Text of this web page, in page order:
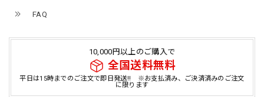
FAQ
10,000円以上のご購入で
全国送料無料
平日は15時までのご注文で即日発送!! ※お支払済み、ご決済済みのご注文
に限ります